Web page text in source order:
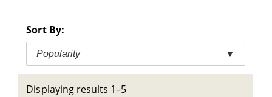
Sort By:
Popularity ▼
Displaying results 1–5